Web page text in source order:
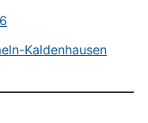
Kaldenhausen